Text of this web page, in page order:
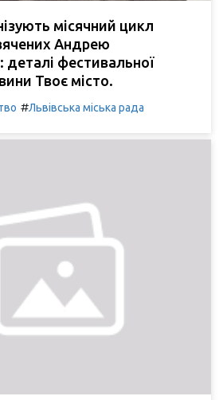
місячний цикл
Андрею
фестивальної
Твоє місто.
#Львівська міська рада